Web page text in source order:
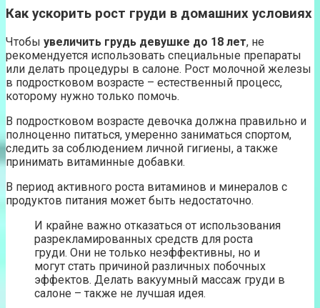
Как ускорить рост груди в домашних условиях
Чтобы увеличить грудь девушке до 18 лет, не
рекомендуется использовать специальные препараты
или делать процедуры в салоне. Рост молочной железы
в подростковом возрасте – естественный процесс,
которому нужно только помочь.
В подростковом возрасте девочка должна правильно и
полноценно питаться, умеренно заниматься спортом,
следить за соблюдением личной гигиены, а также
принимать витаминные добавки.
В период активного роста витаминов и минералов с
продуктов питания может быть недостаточно.
И крайне важно отказаться от использования
разрекламированных средств для роста
груди. Они не только неэффективны, но и
могут стать причиной различных побочных
эффектов. Делать вакуумный массаж груди в
салоне – также не лучшая идея.